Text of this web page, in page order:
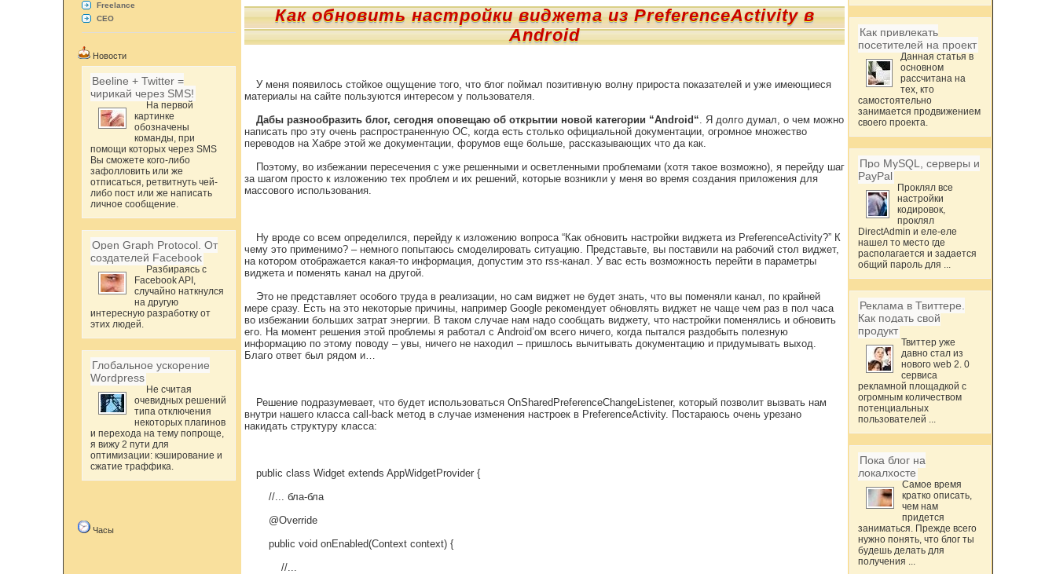
Freelance
СЕО
Новости
Beeline + Twitter =
чирикай через SMS!
На первой
картинке
обозначены
команды, при
помощи которых через SMS
Вы сможете кого-либо
зафолловить или же
отписаться, ретвитнуть чей-
либо пост или же написать
личное сообщение.
Open Graph Protocol. От
создателей Facebook
Разбираясь с
Facebook API,
случайно наткнулся
на другую
интересную разработку от
этих людей.
Глобальное ускорение
Wordpress
Не считая
очевидных решений
типа отключения
некоторых плагинов
и перехода на тему попроще,
я вижу 2 пути для
оптимизации: кэширование и
сжатие траффика.
Часы
Как обновить настройки виджета из PreferenceActivity в
Android
У меня появилось стойкое ощущение того, что блог поймал позитивную волну прироста показателей и уже имеющиеся
материалы на сайте пользуются интересом у пользователя.
Дабы разнообразить блог, сегодня оповещаю об открытии новой категории “Android“. Я долго думал, о чем можно
написать про эту очень распространенную ОС, когда есть столько официальной документации, огромное множество
переводов на Хабре этой же документации, форумов еще больше, рассказывающих что да как.
Поэтому, во избежании пересечения с уже решенными и осветленными проблемами (хотя такое возможно), я перейду шаг
за шагом просто к изложению тех проблем и их решений, которые возникли у меня во время создания приложения для
массового использования.
Ну вроде со всем определился, перейду к изложению вопроса “Как обновить настройки виджета из PreferenceActivity?” К
чему это применимо? – немного попытаюсь смоделировать ситуацию. Представьте, вы поставили на рабочий стол виджет,
на котором отображается какая-то информация, допустим это rss-канал. У вас есть возможность перейти в параметры
виджета и поменять канал на другой.
Это не представляет особого труда в реализации, но сам виджет не будет знать, что вы поменяли канал, по крайней
мере сразу. Есть на это некоторые причины, например Google рекомендует обновлять виджет не чаще чем раз в пол часа
во избежании больших затрат энергии. В таком случае нам надо сообщать виджету, что настройки поменялись и обновить
его. На момент решения этой проблемы я работал с Android’ом всего ничего, когда пытался раздобыть полезную
информацию по этому поводу – увы, ничего не находил – пришлось вычитывать документацию и придумывать выход.
Благо ответ был рядом и…
Решение подразумевает, что будет использоваться OnSharedPreferenceChangeListener, который позволит вызвать нам
внутри нашего класса call-back метод в случае изменения настроек в PreferenceActivity. Постараюсь очень урезано
накидать структуру класса:
public class Widget extends AppWidgetProvider {
//... бла-бла
@Override
public void onEnabled(Context context) {
//...
Как привлекать
посетителей на проект
Данная статья в
основном
рассчитана на
тех, кто
самостоятельно
занимается продвижением
своего проекта.
Про MySQL, серверы и
PayPal
Проклял все
настройки
кодировок,
проклял
DirectAdmin и еле-еле
нашел то место где
располагается и задается
общий пароль для ...
Реклама в Твиттере.
Как подать свой
продукт
Твиттер уже
давно стал из
нового web 2. 0
сервиса
рекламной площадкой с
огромным количеством
потенциальных
пользователей ...
Пока блог на
локалхосте
Самое время
кратко описать,
чем нам
придется
заниматься. Прежде всего
нужно понять, что блог ты
будешь делать для
получения ...